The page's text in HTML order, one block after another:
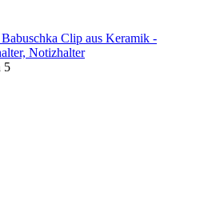
Clip aus Keramik -
Notizhalter
5